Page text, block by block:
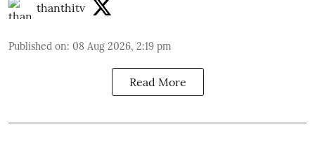
thanthitv
Published on: 08 Aug 2026, 2:19 pm
Read More